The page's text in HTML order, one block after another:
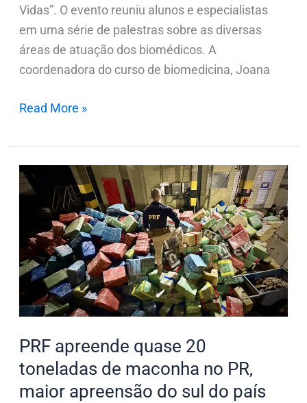
Vidas”. O evento reuniu alunos e especialistas
em uma série de palestras sobre as diversas
áreas de atuação dos biomédicos. A
coordenadora do curso de biomedicina, Joana
Read More »
PRF apreende quase 20
toneladas de maconha no PR,
maior apreensão do sul do país
PRF
apreende
quase
20
toneladas
de
maconha
no
maior
apreensão
do